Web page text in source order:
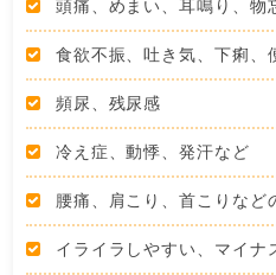
頭痛、めまい、耳鳴り、物
食欲不振、吐き気、下痢、
頻尿、残尿感
冷え症、動悸、発汗など
腰痛、肩こり、首こりなど
イライラしやすい、マイナ